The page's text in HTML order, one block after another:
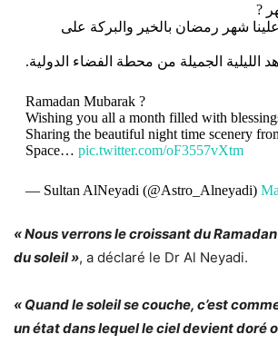
?
شهر رمضان بالخير والبركة على
الليلية الجميلة من محطة الفضاء الدولية.
Ramadan Mubarak ?
Wishing you all a month filled with
Sharing the beautiful night time scenery
Space… pic.twitter.com/oF3557vXtm
— Sultan AlNeyadi (@Astro_Alneyadi)
« Nous verrons le croissant du
du soleil », a déclaré le Dr Al Neyadi.
« Quand le soleil se couche, c’est
un état dans lequel le ciel devient doré